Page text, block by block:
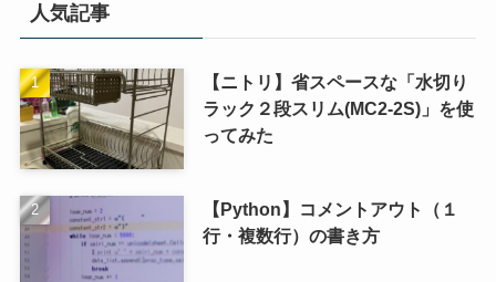
人気記事
【ニトリ】省スペースな「水切り
ラック２段スリム(MC2-2S)」を使
ってみた
【Python】コメントアウト（１
行・複数行）の書き方